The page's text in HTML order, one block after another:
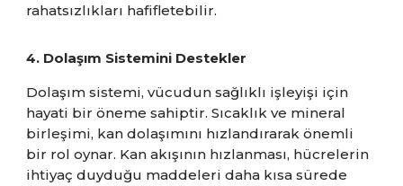
rahatsızlıkları hafifletebilir.
4. Dolaşım Sistemini Destekler
Dolaşım sistemi, vücudun sağlıklı işleyişi için
hayati bir öneme sahiptir. Sıcaklık ve mineral
birleşimi, kan dolaşımını hızlandırarak önemli
bir rol oynar. Kan akışının hızlanması, hücrelerin
ihtiyaç duyduğu maddeleri daha kısa sürede